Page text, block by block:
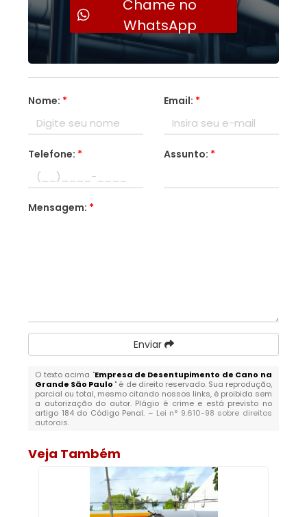
Chame no
WhatsApp
Nome: * Email: *
Telefone: * Assunto: *
Mensagem: *
Enviar
O texto acima "Empresa de Desentupimento de Cano na
Grande São Paulo " é de direito reservado. Sua reprodução,
parcial ou total, mesmo citando nossos links, é proibida sem
a autorização do autor. Plágio é crime e está previsto no
artigo 184 do Código Penal. – Lei n° 9.610-98 sobre direitos
autorais.
Veja Também